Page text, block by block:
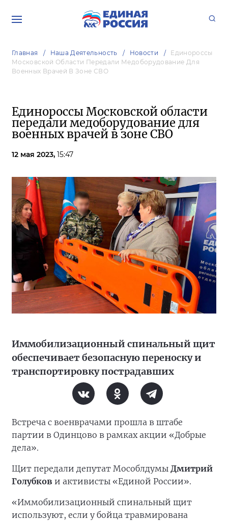
Главная Наша Деятельность Новости
Единороссы
Московской Области Передали Медоборудование Для
Военных Врачей В Зоне СВО
Единороссы Московской области
передали медоборудование для
военных врачей в зоне СВО
12 мая 2023, 15:47
Иммобилизационный спинальный щит
обеспечивает безопасную переноску и
транспортировку пострадавших
Встреча с военврачами прошла в штабе
партии в Одинцово в рамках акции «Добрые
дела».
Щит передали депутат Мособлдумы Дмитрий
Голубков и активисты «Единой России».
«Иммобилизационный спинальный щит
используют, если у бойца травмирована